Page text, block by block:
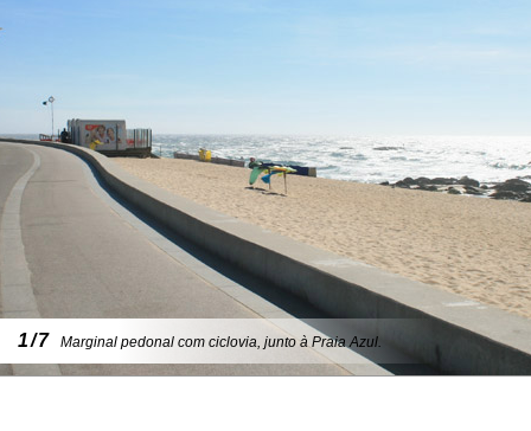
1/7 Marginal pedonal com ciclovia, junto à Praia Azul.